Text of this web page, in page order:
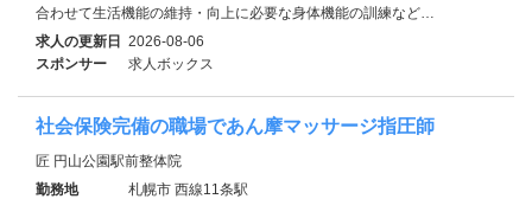
合わせて生活機能の維持・向上に必要な身体機能の訓練など…
求人の更新日 2026-08-06
スポンサー
求人ボックス
社会保険完備の職場であん摩マッサージ指圧師
匠 円山公園駅前整体院
勤務地
札幌市 西線11条駅